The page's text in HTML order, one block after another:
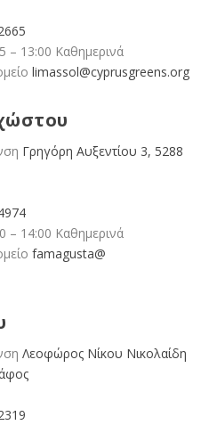
– 13:00 Καθημερινά
limassol@cyprusgreens.org
Γρηγόρη Αυξεντίου 3, 5288
– 14:00 Καθημερινά
famagusta@
Λεοφώρος Νίκου Νικολαίδη